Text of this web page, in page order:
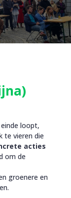
loopt,
te vieren die
acties
om de
groenere en